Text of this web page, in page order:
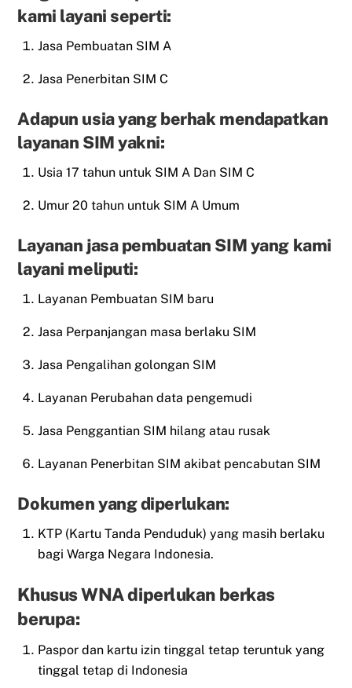
kami layani seperti:
Jasa Pembuatan SIM A
Jasa Penerbitan SIM C
Adapun usia yang berhak mendapatkan
layanan SIM yakni:
Usia 17 tahun untuk SIM A Dan SIM C
Umur 20 tahun untuk SIM A Umum
Layanan jasa pembuatan SIM yang kami
layani meliputi:
Layanan Pembuatan SIM baru
Jasa Perpanjangan masa berlaku SIM
Jasa Pengalihan golongan SIM
Layanan Perubahan data pengemudi
Jasa Penggantian SIM hilang atau rusak
Layanan Penerbitan SIM akibat pencabutan SIM
Dokumen yang diperlukan:
KTP (Kartu Tanda Penduduk) yang masih berlaku
bagi Warga Negara Indonesia.
Khusus WNA diperlukan berkas
berupa:
Paspor dan kartu izin tinggal tetap teruntuk yang
tinggal tetap di Indonesia